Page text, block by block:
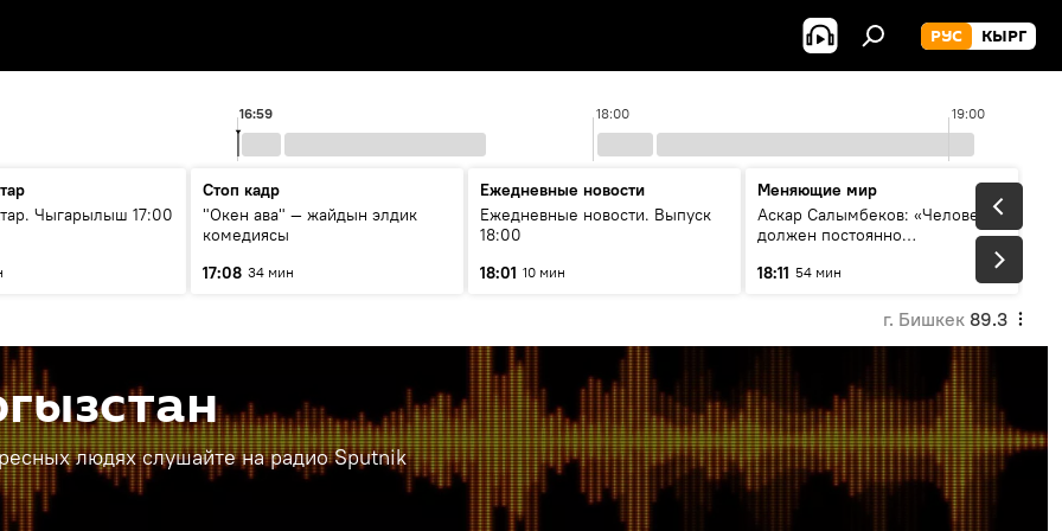
РУС КЫРГ
18:00 19:00
16:59
Чыгарылыш 17:00
Стоп кадр
"Окен ава" — жайдын элдик
комедиясы
17:08 34 мин
Ежедневные новости
Ежедневные новости. Выпуск
18:00
18:01 10 мин
Меняющие мир
Аскар Салымбеков: «Человек
должен постоянно
18:11 54 мин
г. Бишкек 89.3
людях слушайте на радио Sputnik